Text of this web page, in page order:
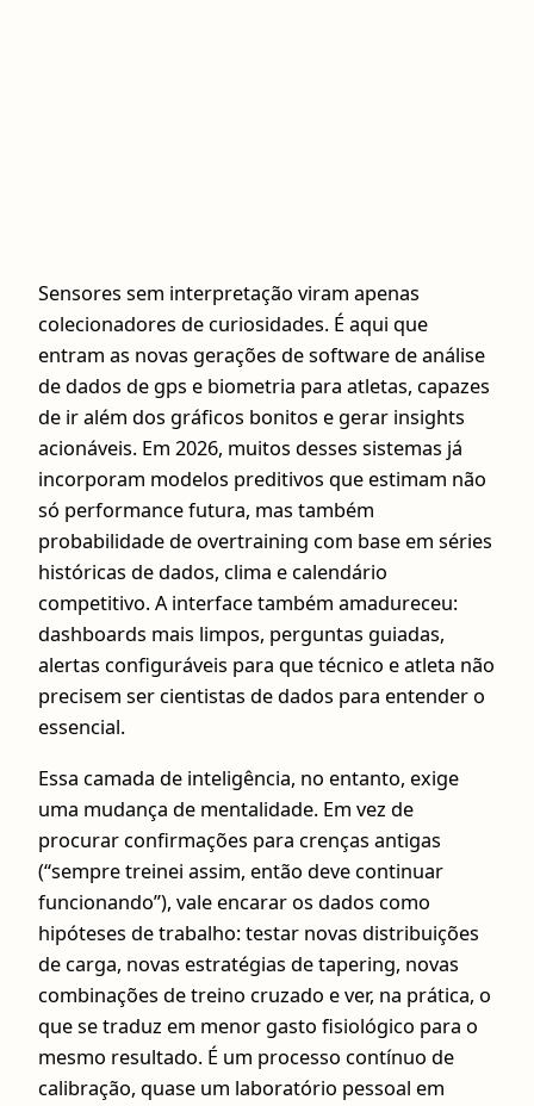
Sensores sem interpretação viram apenas
colecionadores de curiosidades. É aqui que
entram as novas gerações de software de análise
de dados de gps e biometria para atletas, capazes
de ir além dos gráficos bonitos e gerar insights
acionáveis. Em 2026, muitos desses sistemas já
incorporam modelos preditivos que estimam não
só performance futura, mas também
probabilidade de overtraining com base em séries
históricas de dados, clima e calendário
competitivo. A interface também amadureceu:
dashboards mais limpos, perguntas guiadas,
alertas configuráveis para que técnico e atleta não
precisem ser cientistas de dados para entender o
essencial.
Essa camada de inteligência, no entanto, exige
uma mudança de mentalidade. Em vez de
procurar confirmações para crenças antigas
(“sempre treinei assim, então deve continuar
funcionando”), vale encarar os dados como
hipóteses de trabalho: testar novas distribuições
de carga, novas estratégias de tapering, novas
combinações de treino cruzado e ver, na prática, o
que se traduz em menor gasto fisiológico para o
mesmo resultado. É um processo contínuo de
calibração, quase um laboratório pessoal em